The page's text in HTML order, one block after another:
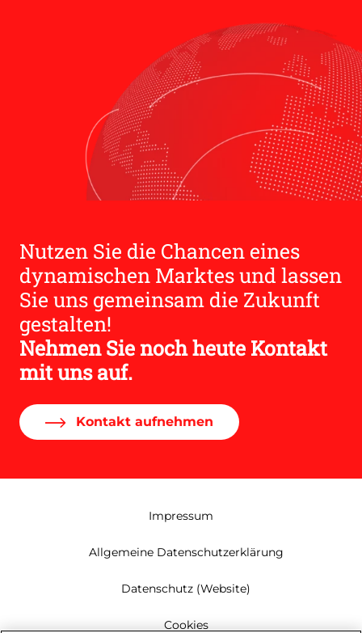
Nutzen Sie die Chancen eines
dynamischen Marktes und lassen
Sie uns gemeinsam die Zukunft
gestalten!
Nehmen Sie noch heute Kontakt
mit uns auf.
Kontakt aufnehmen
Impressum
Allgemeine Datenschutzerklärung
Datenschutz (Website)
Cookies